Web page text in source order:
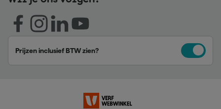
Prijzen inclusief BTW zien?